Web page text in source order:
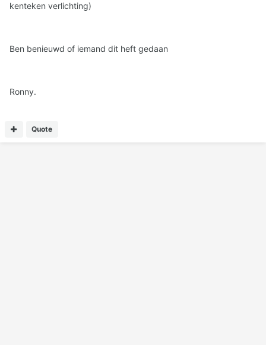
kenteken verlichting)
Ben benieuwd of iemand dit heft gedaan
Ronny.
Quote